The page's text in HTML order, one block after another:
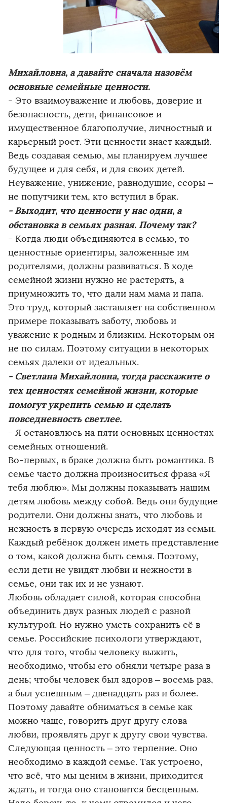
Михайловна, а давайте сначала назовём
основные семейные ценности.
- Это взаимоуважение и любовь, доверие и
безопасность, дети, финансовое и
имущественное благополучие, личностный и
карьерный рост. Эти ценности знает каждый.
Ведь создавая семью, мы планируем лучшее
будущее и для себя, и для своих детей.
Неуважение, унижение, равнодушие, ссоры –
не попутчики тем, кто вступил в брак.
- Выходит, что ценности у нас одни, а
обстановка в семьях разная. Почему так?
- Когда люди объединяются в семью, то
ценностные ориентиры, заложенные им
родителями, должны развиваться. В ходе
семейной жизни нужно не растерять, а
приумножить то, что дали нам мама и папа.
Это труд, который заставляет на собственном
примере показывать заботу, любовь и
уважение к родным и близким. Некоторым он
не по силам. Поэтому ситуации в некоторых
семьях далеки от идеальных.
- Светлана Михайловна, тогда расскажите о
тех ценностях семейной жизни, которые
помогут укрепить семью и сделать
повседневность светлее.
- Я остановлюсь на пяти основных ценностях
семейных отношений.
Во-первых, в браке должна быть романтика. В
семье часто должна произноситься фраза «Я
тебя люблю». Мы должны показывать нашим
детям любовь между собой. Ведь они будущие
родители. Они должны знать, что любовь и
нежность в первую очередь исходят из семьи.
Каждый ребёнок должен иметь представление
о том, какой должна быть семья. Поэтому,
если дети не увидят любви и нежности в
семье, они так их и не узнают.
Любовь обладает силой, которая способна
объединить двух разных людей с разной
культурой. Но нужно уметь сохранить её в
семье. Российские психологи утверждают,
что для того, чтобы человеку выжить,
необходимо, чтобы его обняли четыре раза в
день; чтобы человек был здоров – восемь раз,
а был успешным – двенадцать раз и более.
Поэтому давайте обниматься в семье как
можно чаще, говорить друг другу слова
любви, проявлять друг к другу свои чувства.
Следующая ценность – это терпение. Оно
необходимо в каждой семье. Так устроено,
что всё, что мы ценим в жизни, приходится
ждать, и тогда оно становится бесценным.